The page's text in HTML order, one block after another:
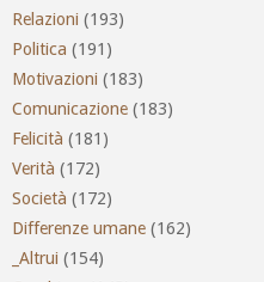
Relazioni (193)
Politica (191)
Motivazioni (183)
Comunicazione (183)
Felicità (181)
Verità (172)
Società (172)
Differenze umane (162)
_Altrui (154)